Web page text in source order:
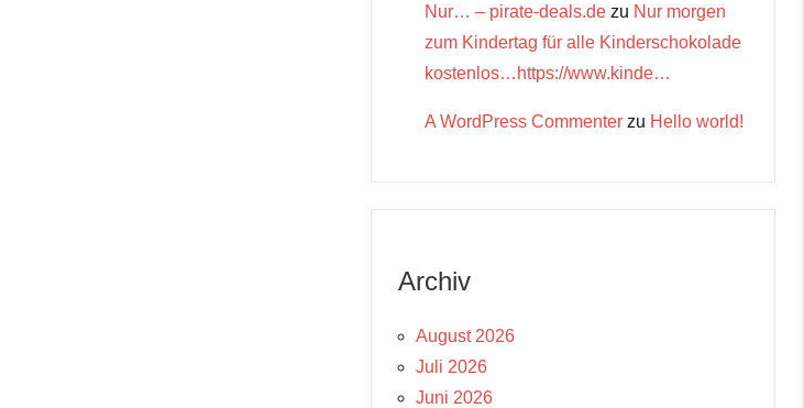
Nur… – pirate-deals.de zu Nur morgen
zum Kindertag für alle Kinderschokolade
kostenlos…https://www.kinde…
A WordPress Commenter zu Hello world!
Archiv
August 2026
Juli 2026
Juni 2026